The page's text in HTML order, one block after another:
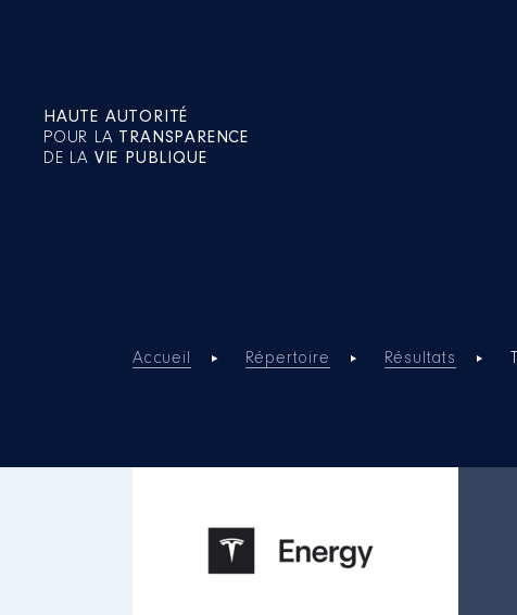
HAUTE AUTORITÉ
POUR LA TRANSPARENCE
DE LA VIE PUBLIQUE
Accueil Répertoire Résultats